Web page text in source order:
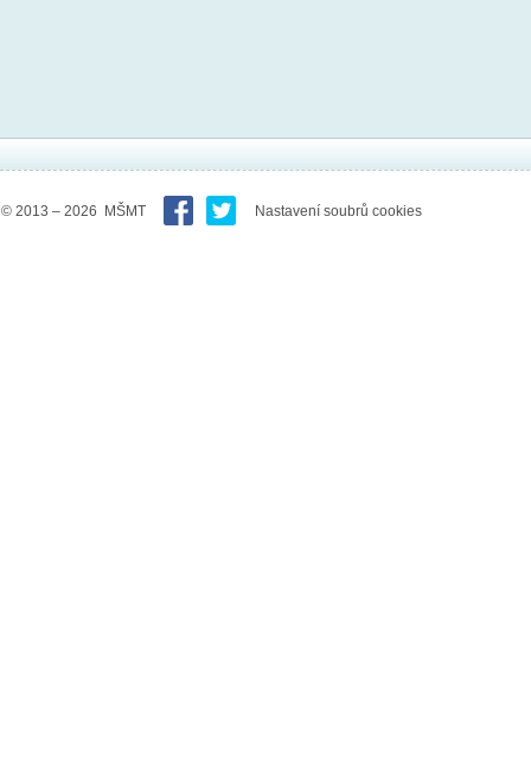
© 2013 – 2026 MŠMT Nastavení soubrů cookies